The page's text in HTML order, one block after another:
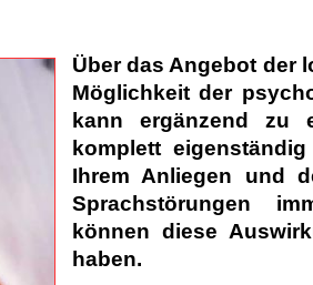
Über das Angebot der
Möglichkeit der
kann ergänzend zu
komplett
Ihrem Anliegen und
Sprachstörungen
können diese
haben.